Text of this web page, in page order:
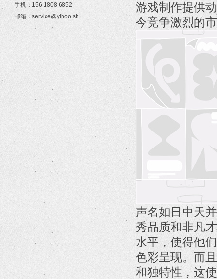
手机：156 1808 6852
邮箱：service@yihoo.sh
游戏制作提供
今竞争激烈的
声名如日中天
秀品质和非凡
水平，使得他
色彩呈现。而
和独特性，这